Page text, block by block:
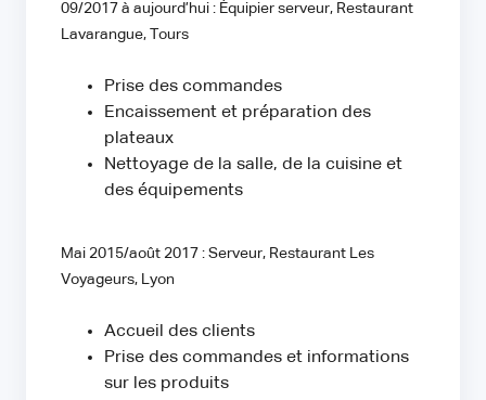
09/2017 à aujourd’hui : Équipier serveur, Restaurant
Lavarangue, Tours
Prise des commandes
Encaissement et préparation des
plateaux
Nettoyage de la salle, de la cuisine et
des équipements
Mai 2015/août 2017 : Serveur, Restaurant Les
Voyageurs, Lyon
Accueil des clients
Prise des commandes et informations
sur les produits